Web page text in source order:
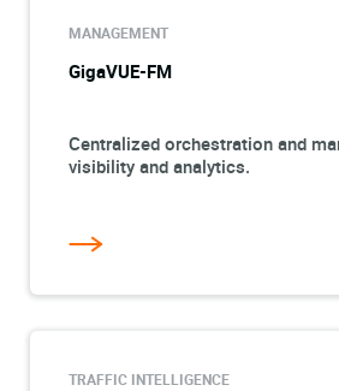
MANAGEMENT
GigaVUE-FM
Centralized orchestration and
visibility and analytics.
TRAFFIC INTELLIGENCE